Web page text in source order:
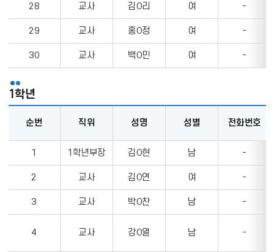
28 교사 김O리 여 -
29 교사 홍O정 여 -
30 교사 백O민 여 -
1학년
의
순번 직위 성명 성별 전화번호
1 1학년부장 김O현 남 -
2 교사 김O연 여 -
3 교사 박O찬 남 -
4 교사 강O열 남 -